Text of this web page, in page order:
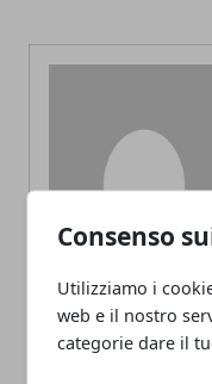
Consenso
Utilizziamo i
web e il nostro
categorie dare il